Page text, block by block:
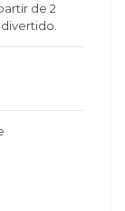
de 2
divertido.